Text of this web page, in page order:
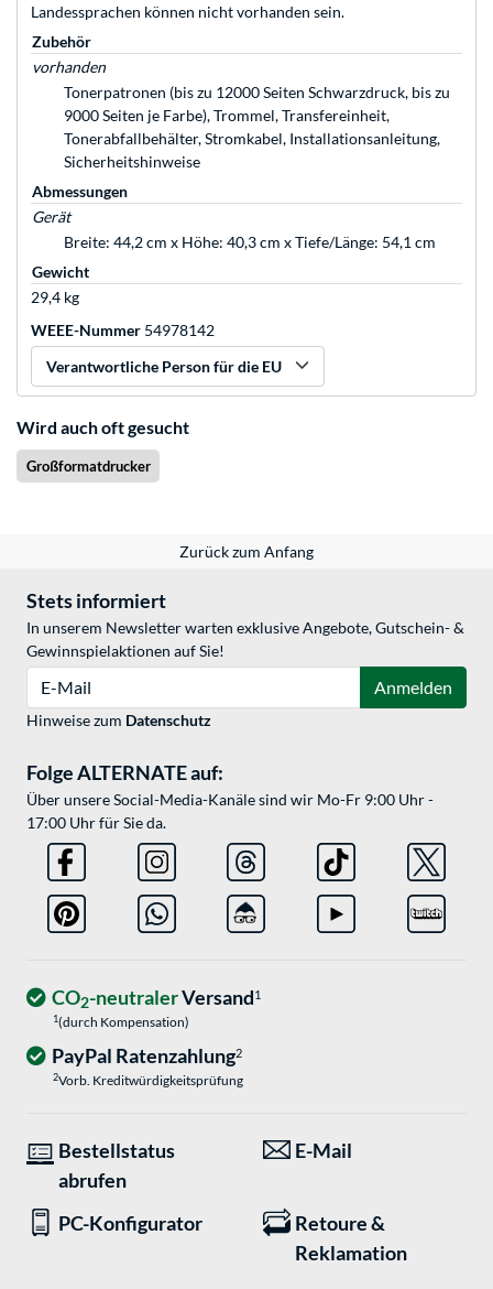
Landessprachen können nicht vorhanden sein.
Zubehör
vorhanden
Tonerpatronen (bis zu 12000 Seiten Schwarzdruck, bis zu
9000 Seiten je Farbe), Trommel, Transfereinheit,
Tonerabfallbehälter, Stromkabel, Installationsanleitung,
Sicherheitshinweise
Abmessungen
Gerät
Breite: 44,2 cm x Höhe: 40,3 cm x Tiefe/Länge: 54,1 cm
Gewicht
29,4 kg
WEEE-Nummer 54978142
Verantwortliche Person für die EU
Wird auch oft gesucht
Großformatdrucker
Zurück zum Anfang
Stets informiert
In unserem Newsletter warten exklusive Angebote, Gutschein- &
Gewinnspielaktionen auf Sie!
Anmelden
Hinweise zum Datenschutz
Folge ALTERNATE auf:
Über unsere Social-Media-Kanäle sind wir Mo-Fr 9:00 Uhr -
17:00 Uhr für Sie da.
CO2-neutralerVersand1
1(durch Kompensation)
PayPal Ratenzahlung2
2Vorb. Kreditwürdigkeitsprüfung
Bestellstatus
abrufen
E-Mail
PC-Konfigurator
Retoure &
Reklamation